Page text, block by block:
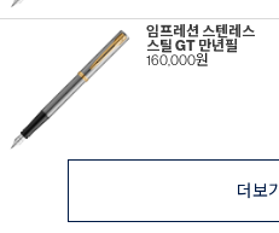
임프레션 스텐레스
스틸 GT 만년필
160,000원
더보기